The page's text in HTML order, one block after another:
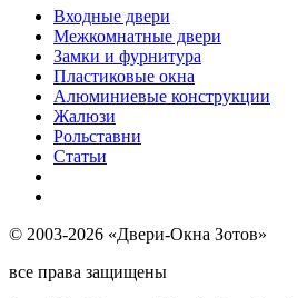
Входные двери
Межкомнатные двери
Замки и фурнитура
Пластиковые окна
Алюминиевые конструкции
Жалюзи
Рольставни
Статьи
© 2003-2026 «Двери-Окна Зотов»
все права защищены